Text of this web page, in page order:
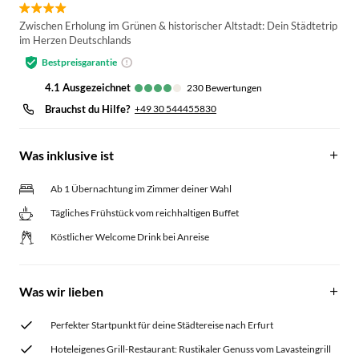
Zwischen Erholung im Grünen & historischer Altstadt: Dein Städtetrip
im Herzen Deutschlands
Bestpreisgarantie
4.1 ausgezeichnet 230 Bewertungen
Brauchst du Hilfe? +49 30 544455830
Was inklusive ist
Ab 1 Übernachtung im Zimmer deiner Wahl
Tägliches Frühstück vom reichhaltigen Buffet
Köstlicher Welcome Drink bei Anreise
Was wir lieben
Perfekter Startpunkt für deine Städtereise nach Erfurt
Hoteleigenes Grill-Restaurant: Rustikaler Genuss vom Lavasteingrill